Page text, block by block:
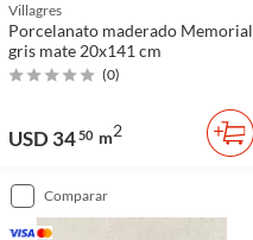
Villagres
Porcelanato maderado Memorial
gris mate 20x141 cm
(0)
USD 3450 m2
comparar